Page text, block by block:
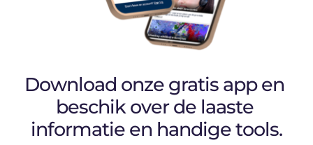
Download onze gratis app en
beschik over de laaste
informatie en handige tools.